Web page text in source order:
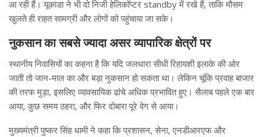
आ रही हैं। यूकाडा ने भी दो निजी हेलिकॉप्टर standby में रखे हैं, ताकि मौसम
खुलते ही राहत सामग्री और लोगों को पहुंचाया जा सके।
नुकसान का सबसे ज्यादा असर व्यापारिक क्षेत्रों पर
स्थानीय निवासियों का कहना है कि यदि जलधारा सीधी रिहायशी इलाके की ओर
जाती तो जान-माल का और बड़ा नुकसान हो सकता था। लेकिन चूंकि प्रवाह बाजार
की तरफ मुड़ा, इसलिए व्यावसायिक ढांचे अधिक प्रभावित हुए। सैलाब पहले एक बार
आया, कुछ समय ठहरा, और फिर दोबारा पूरे वेग से आया।
मुख्यमंत्री पुष्कर सिंह धामी ने कहा कि प्रशासन, सेना, एनडीआरएफ और